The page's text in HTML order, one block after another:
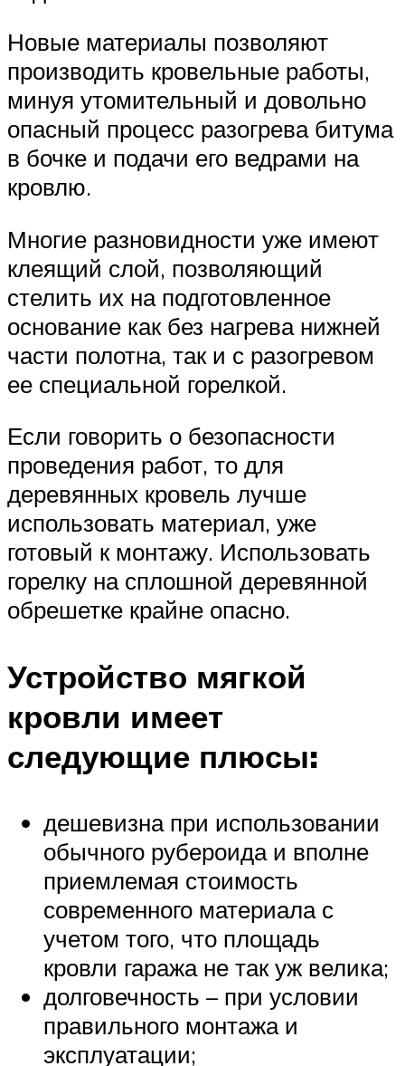
Новые материалы позволяют
производить кровельные работы,
минуя утомительный и довольно
опасный процесс разогрева битума
в бочке и подачи его ведрами на
кровлю.
Многие разновидности уже имеют
клеящий слой, позволяющий
стелить их на подготовленное
основание как без нагрева нижней
части полотна, так и с разогревом
ее специальной горелкой.
Если говорить о безопасности
проведения работ, то для
деревянных кровель лучше
использовать материал, уже
готовый к монтажу. Использовать
горелку на сплошной деревянной
обрешетке крайне опасно.
Устройство мягкой
кровли имеет
следующие плюсы:
дешевизна при использовании
обычного рубероида и вполне
приемлемая стоимость
современного материала с
учетом того, что площадь
кровли гаража не так уж велика;
долговечность – при условии
правильного монтажа и
эксплуатации;